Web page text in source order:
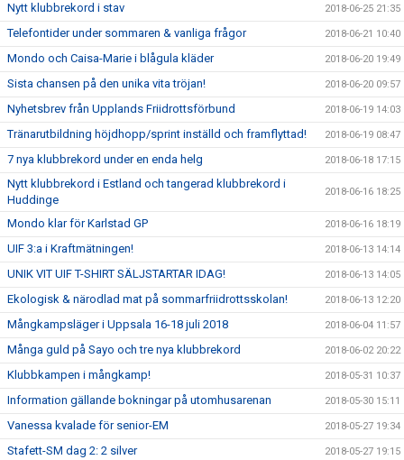
Nytt klubbrekord i stav 2018-06-25 21:35
Telefontider under sommaren & vanliga frågor 2018-06-21 10:40
Mondo och Caisa-Marie i blågula kläder 2018-06-20 19:49
Sista chansen på den unika vita tröjan! 2018-06-20 09:57
Nyhetsbrev från Upplands Friidrottsförbund 2018-06-19 14:03
Tränarutbildning höjdhopp/sprint inställd och framflyttad! 2018-06-19 08:47
7 nya klubbrekord under en enda helg 2018-06-18 17:15
Nytt klubbrekord i Estland och tangerad klubbrekord i
Huddinge
2018-06-16 18:25
Mondo klar för Karlstad GP 2018-06-16 18:19
UIF 3:a i Kraftmätningen! 2018-06-13 14:14
UNIK VIT UIF T-SHIRT SÄLJSTARTAR IDAG! 2018-06-13 14:05
Ekologisk & närodlad mat på sommarfriidrottsskolan! 2018-06-13 12:20
Mångkampsläger i Uppsala 16-18 juli 2018 2018-06-04 11:57
Många guld på Sayo och tre nya klubbrekord 2018-06-02 20:22
Klubbkampen i mångkamp! 2018-05-31 10:37
Information gällande bokningar på utomhusarenan 2018-05-30 15:11
Vanessa kvalade för senior-EM 2018-05-27 19:34
Stafett-SM dag 2: 2 silver 2018-05-27 19:15